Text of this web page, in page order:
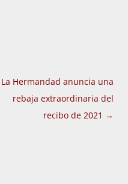
La Hermandad anuncia una
rebaja extraordinaria del
recibo de 2021 →